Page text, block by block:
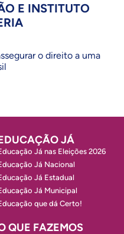
E INSTITUTO
o direito a uma
JÁ
Já nas Eleições 2026
Já Nacional
Já Estadual
Já Municipal
que dá Certo!
QUE FAZEMOS